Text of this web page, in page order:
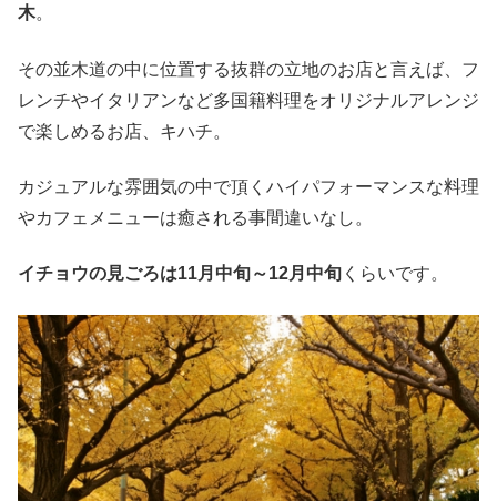
木。
その並木道の中に位置する抜群の立地のお店と言えば、フ
レンチやイタリアンなど多国籍料理をオリジナルアレンジ
で楽しめるお店、キハチ。
カジュアルな雰囲気の中で頂くハイパフォーマンスな料理
やカフェメニューは癒される事間違いなし。
イチョウの見ごろは11月中旬～12月中旬 くらいです。